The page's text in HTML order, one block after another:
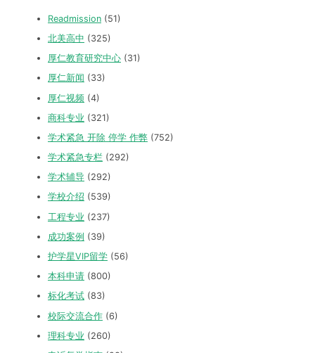
Readmission (51)
北美高中 (325)
厚仁教育研究中心 (31)
厚仁新闻 (33)
厚仁视频 (4)
商科专业 (321)
学术紧急 开除 停学 作弊 (752)
学术紧急专栏 (292)
学术辅导 (292)
学校介绍 (539)
工程专业 (237)
成功案例 (39)
护学星VIP留学 (56)
本科申请 (800)
标化考试 (83)
校际交流合作 (6)
理科专业 (260)